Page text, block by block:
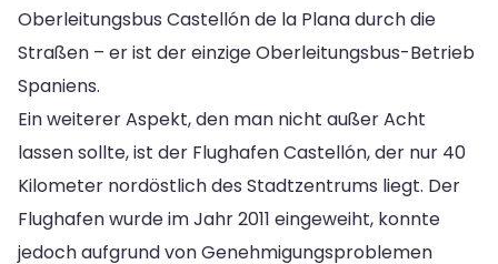
Oberleitungsbus Castellón de la Plana durch die
Straßen – er ist der einzige Oberleitungsbus-Betrieb
Spaniens.
Ein weiterer Aspekt, den man nicht außer Acht
lassen sollte, ist der Flughafen Castellón, der nur 40
Kilometer nordöstlich des Stadtzentrums liegt. Der
Flughafen wurde im Jahr 2011 eingeweiht, konnte
jedoch aufgrund von Genehmigungsproblemen